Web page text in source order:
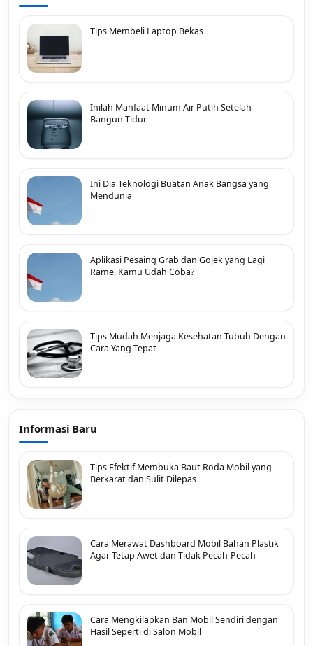
Tips Membeli Laptop Bekas
Inilah Manfaat Minum Air Putih Setelah
Bangun Tidur
Ini Dia Teknologi Buatan Anak Bangsa yang
Mendunia
Aplikasi Pesaing Grab dan Gojek yang Lagi
Rame, Kamu Udah Coba?
Tips Mudah Menjaga Kesehatan Tubuh Dengan
Cara Yang Tepat
Informasi Baru
Tips Efektif Membuka Baut Roda Mobil yang
Berkarat dan Sulit Dilepas
Cara Merawat Dashboard Mobil Bahan Plastik
Agar Tetap Awet dan Tidak Pecah-Pecah
Cara Mengkilapkan Ban Mobil Sendiri dengan
Hasil Seperti di Salon Mobil